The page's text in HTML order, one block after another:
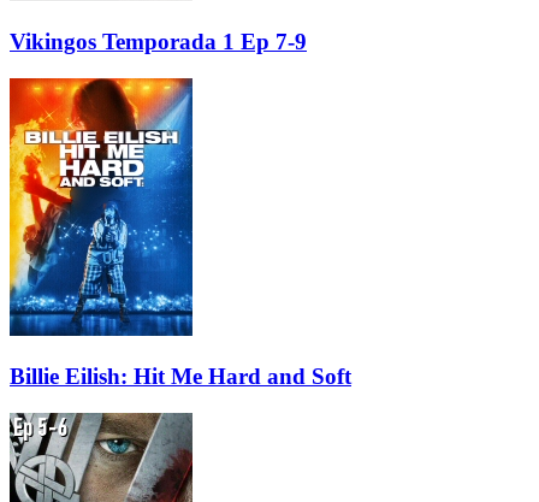
Vikingos Temporada 1 Ep 7-9
Billie Eilish: Hit Me Hard and Soft